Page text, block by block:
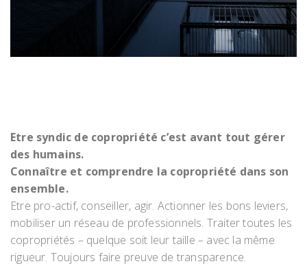
Etre syndic de copropriété c’est avant tout gérer
des humains.
Connaître et comprendre la copropriété dans son
ensemble.
Etre pro-actif, conseiller, agir. Actionner les bons leviers,
mobiliser un réseau de professionnels. Traiter toutes les
copropriétés – quelque soit leur taille – avec la même
rigueur. Toujours faire preuve de transparence.